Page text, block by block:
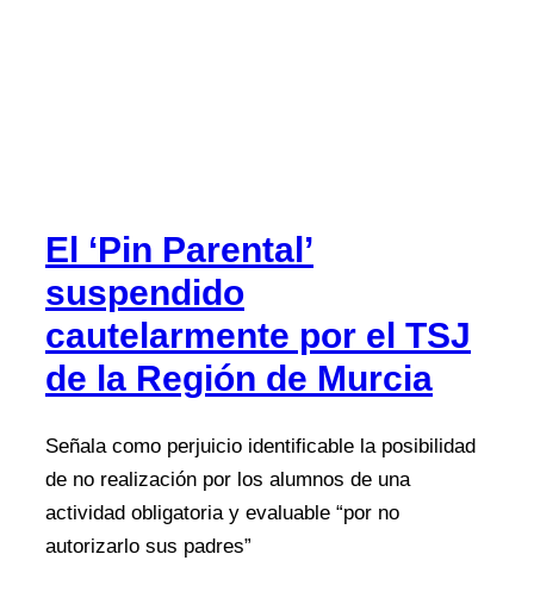
El ‘Pin Parental’
suspendido
cautelarmente por el TSJ
de la Región de Murcia
Señala como perjuicio identificable la posibilidad
de no realización por los alumnos de una
actividad obligatoria y evaluable “por no
autorizarlo sus padres”